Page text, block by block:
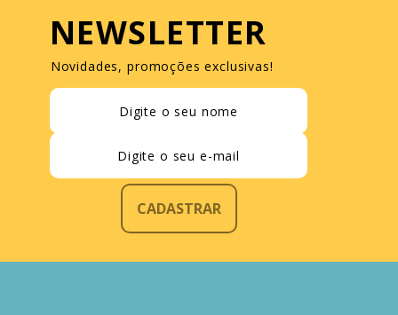
NEWSLETTER
Novidades, promoções exclusivas!
CADASTRAR